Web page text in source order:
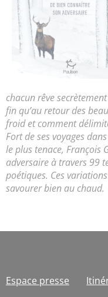
chacun rêve
fin qu’au retour des
froid et comment
Fort de ses voyages
le plus tenace, François
adversaire à travers 99
poétiques. Ces
savourer bien au chaud.
Espace presse